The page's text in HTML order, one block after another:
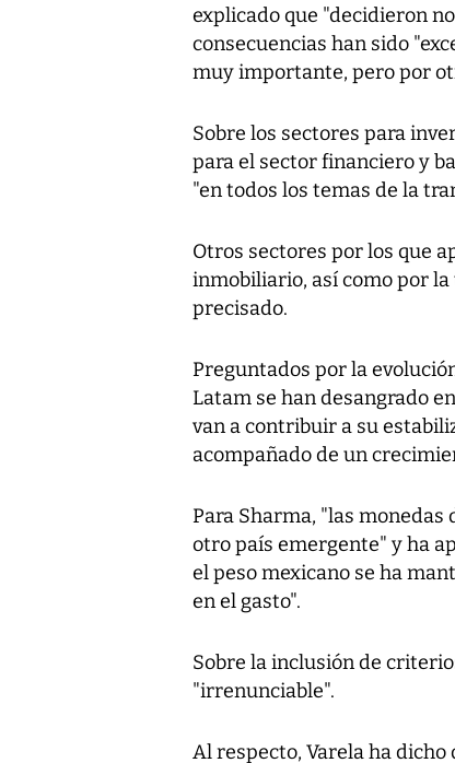
explicado que "decidieron
consecuencias han sido
muy importante, pero por
Sobre los sectores para
para el sector financiero y
"en todos los temas de la
Otros sectores por los que
inmobiliario, así como por la
precisado.
Preguntados por la
Latam se han desangrado
van a contribuir a su
acompañado de un
Para Sharma, "las
otro país emergente" y ha
el peso mexicano se ha
en el gasto".
Sobre la inclusión de
"irrenunciable".
Al respecto, Varela ha